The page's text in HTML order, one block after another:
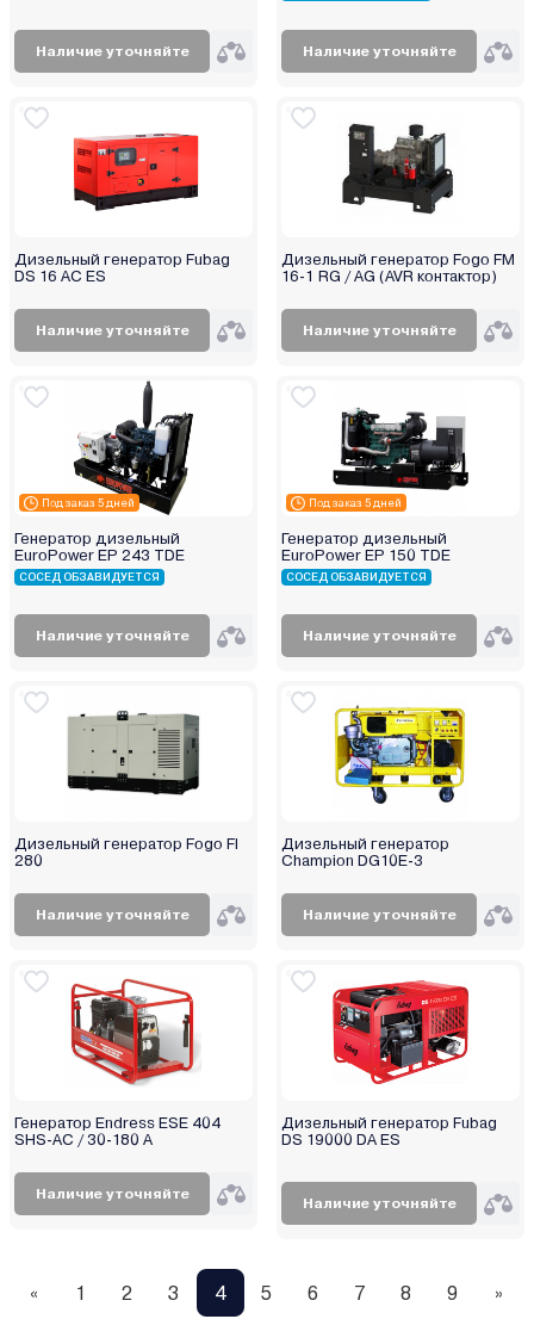
Наличие уточняйте Наличие уточняйте
Дизельный генератор Fubag
DS 16 AC ES
Наличие уточняйте
Дизельный генератор Fogo FM
16-1 RG / AG (AVR контактор)
Наличие уточняйте
Под заказ 5 дней
Генератор дизельный
EuroPower EP 243 TDE
СОСЕД ОБЗАВИДУЕТСЯ
Наличие уточняйте
Под заказ 5 дней
Генератор дизельный
EuroPower EP 150 TDE
СОСЕД ОБЗАВИДУЕТСЯ
Наличие уточняйте
Дизельный генератор Fogo FI
280
Наличие уточняйте
Дизельный генератор
Champion DG10E-3
Наличие уточняйте
Генератор Endress ESE 404
SHS-AC / 30-180 A
Наличие уточняйте
Дизельный генератор Fubag
DS 19000 DA ES
Наличие уточняйте
« 1 2 3 4 5 6 7 8 9 »